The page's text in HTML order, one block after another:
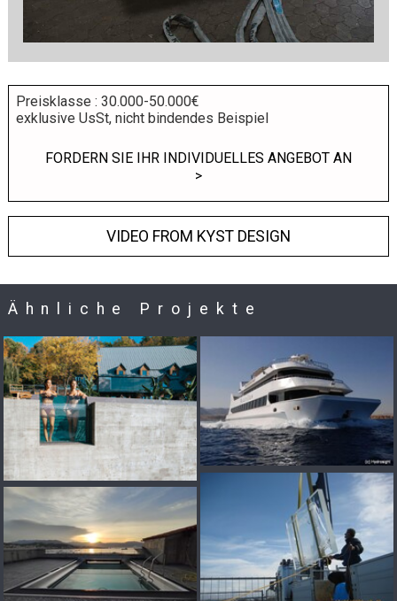
Preisklasse : 30.000-50.000€
exklusive UsSt, nicht bindendes Beispiel
FORDERN SIE IHR INDIVIDUELLES ANGEBOT AN
>
VIDEO FROM KYST DESIGN
Ähnliche Projekte